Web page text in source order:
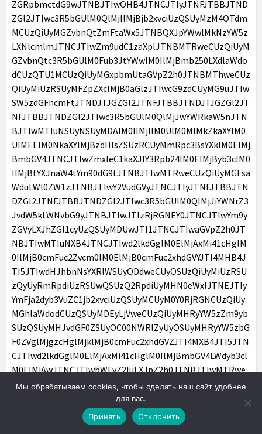
Мы обрабатываем cookies, чтобы сделать наш сайт удобнее
для вас.
Принять
Отклонить